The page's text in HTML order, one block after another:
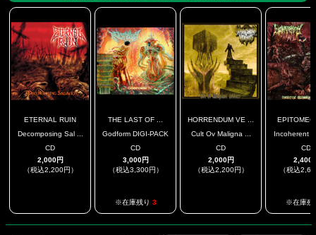
ETERNAL RUIN
Decomposing Sal ...
CD
2,000円
（税込2,200円）
THE LAST OF ...
Godform DIGI-PACK
CD
3,000円
（税込3,300円）
※在庫残り 3
HORRENDUM VE ...
Cult Ov Maligna ...
CD
2,000円
（税込2,200円）
Incoherent
CD
2,400
（税込
※在庫残